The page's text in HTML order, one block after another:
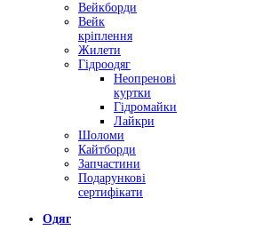
Вейкборди
Вейк
кріплення
Жилети
Гідроодяг
Неопренові
куртки
Гідромайки
Лайкри
Шоломи
Кайтборди
Запчастини
Подарункові
сертифікати
Одяг